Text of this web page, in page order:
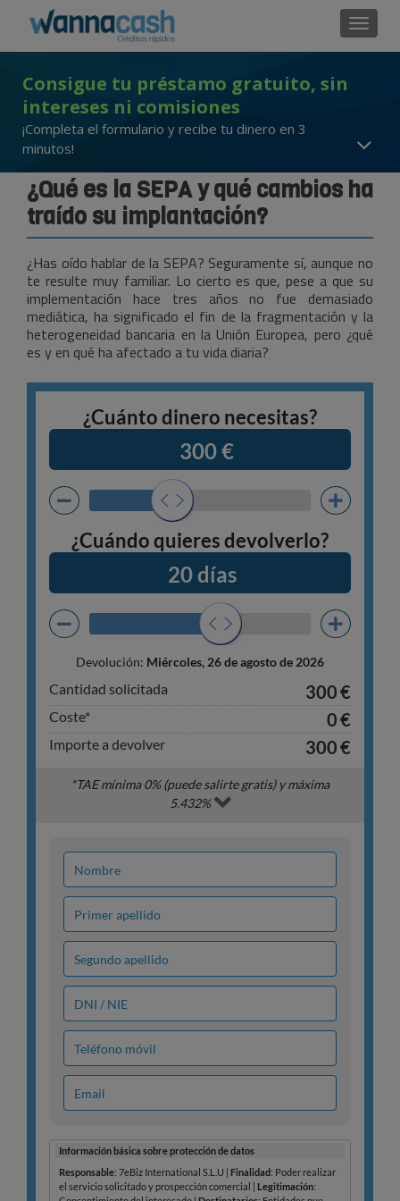
Consigue tu préstamo gratuito, sin
intereses ni comisiones
¡Completa el formulario y recibe tu dinero en 3
minutos!
¿Qué es la SEPA y qué cambios ha
traído su implantación?
¿Has oído hablar de la SEPA? Seguramente sí, aunque no
te resulte muy familiar. Lo cierto es que, pese a que su
implementación hace tres años no fue demasiado
mediática, ha significado el fin de la fragmentación y la
heterogeneidad bancaria en la Unión Europea, pero ¿qué
es y en qué ha afectado a tu vida diaria?